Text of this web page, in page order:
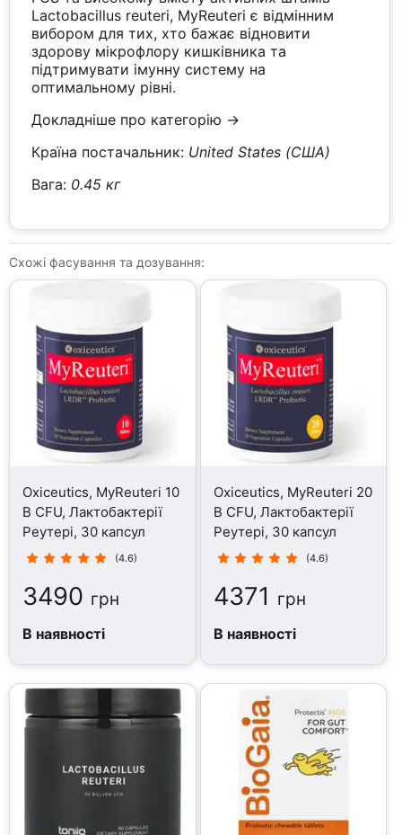
Lactobacillus reuteri, MyReuteri є відмінним
вибором для тих, хто бажає відновити
здорову мікрофлору кишківника та
підтримувати імунну систему на
оптимальному рівні.
Докладніше про категорію →
Країна постачальник: United States (США)
Вага: 0.45 кг
Схожі фасування та дозування:
Oxiceutics, MyReuteri 10
B CFU, Лактобактерії
Реутері, 30 капсул
(4.6)
3490 грн
В наявності
Oxiceutics, MyReuteri 20
B CFU, Лактобактерії
Реутері, 30 капсул
(4.6)
4371 грн
В наявності